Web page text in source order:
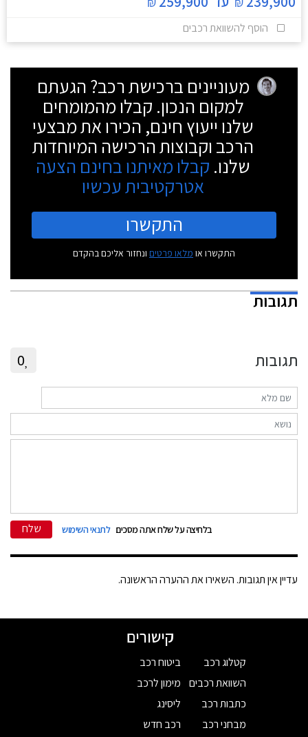
הוסף להשוואת רכבים
מעוניינים ברכישת רכב? הגעתם
למקום הנכון. קבלו מהמומחים
שלנו ייעוץ חינם, הכירו את מבצעי
הרכב וקבוצות הרכישה המיוחדות
שלנו. קבלו מאיתנו בחינם הצעה
אטרקטיבית עכשיו
התקשרו
התקשרו או מלאו פרטים ונחזור אליכם בהקדם
תגובות
תגובות 0
בלחיצה על שלח אתה מסכים לתנאי השימוש שלח
עדיין אין תגובות. השאירו את ההערה הראשונה.
קישורים
קטלוג רכב
השוואת רכבים
כתבות רכב
מבחני רכב
ביטוח רכב
מימון לרכב
ליסינג
רכב חדש